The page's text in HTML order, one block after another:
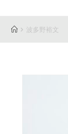
波多野裕文